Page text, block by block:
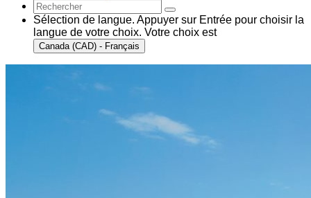
Sélection de langue. Appuyer sur Entrée pour choisir la
langue de votre choix. Votre choix est
Canada (CAD) - Français